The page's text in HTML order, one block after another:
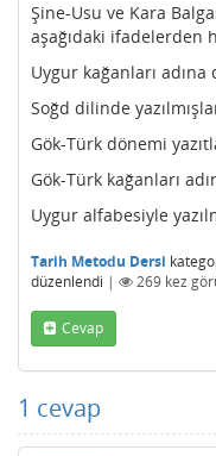
Şine-Usu ve Kara
aşağıdaki ifadelerden
Uygur kağanları
Soğd dilinde
Gök-Türk dönemi
Gök-Türk kağanları
Uygur alfabesiyle
Tarih Metodu Dersi
düzenlendi | 269 kez
Cevap
1 cevap